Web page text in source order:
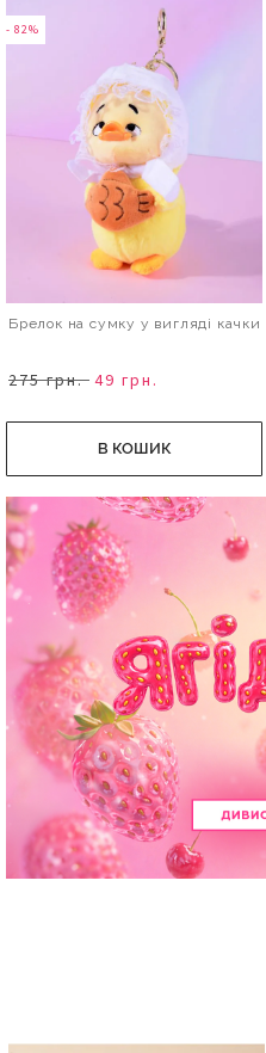
- 82%
Брелок на сумку у вигляді качки
275 грн. 49 грн.
В КОШИК